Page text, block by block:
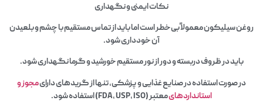
نکات ایمنی و نگهداری
روغن سیلیکون معمولاً بی‌خطر است اما باید از تماس مستقیم با چشم و بلعیدن
آن خودداری شود.
باید در ظروف دربسته و دور از نور مستقیم خورشید و گرما نگهداری شود.
در صورت استفاده در صنایع غذایی و پزشکی، تنها از گریدهای دارایمجوز و
استانداردهایمعتبر (FDA, USP, ISO) استفاده شود.